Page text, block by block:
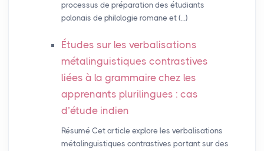
processus de préparation des étudiants
polonais de philologie romane et (…)
Études sur les verbalisations
métalinguistiques contrastives
liées à la grammaire chez les
apprenants plurilingues : cas
d’étude indien
Résumé Cet article explore les verbalisations
métalinguistiques contrastives portant sur des